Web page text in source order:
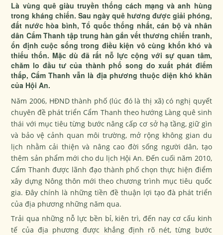
Là vùng quê giàu truyền thống cách mạng và anh hùng
trong kháng chiến. Sau ngày quê hương được giải phóng,
đất nước hòa bình, Tổ quốc thống nhất, cán bộ và nhân
dân Cẩm Thanh tập trung hàn gắn vết thương chiến tranh,
ổn định cuộc sống trong điều kiện vô cùng khốn khó và
thiếu thốn. Mặc dù đã rất nỗ lực cộng với sự quan tâm,
chăm lo đầu tư của thành phố song do xuất phát điểm
thấp, Cẩm Thanh vẫn là địa phương thuộc diện khó khăn
của Hội An.
Năm 2006, HĐND thành phố (lúc đó là thị xã) có nghị quyết
chuyên đề phát triển Cẩm Thanh theo hướng Làng quê sinh
thái với mục tiêu từng bước nâng cấp cơ sở hạ tầng, giữ gìn
và bảo vệ cảnh quan môi trường, mở rộng không gian du
lịch nhằm cải thiện và nâng cao đời sống người dân, tạo
thêm sản phẩm mới cho du lịch Hội An. Đến cuối năm 2010,
Cẩm Thanh được lãnh đạo thành phố chọn thực hiện điểm
xây dựng Nông thôn mới theo chương trình mục tiêu quốc
gia. Đây chính là những tiền đề thuận lợi tạo đà phát triển
của địa phương những năm qua.
Trải qua những nỗ lực bền bỉ, kiên trì, đến nay cơ cấu kinh
tế của địa phương được khẳng định rõ nét, từng bước